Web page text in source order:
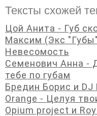
Тексты схожей
Цой Анита - Губ
Максим (Экс
Невесомость
Семенович Анна -
тебе по губам
Бредин Борис и DJ
Orange - Целуя
Opium project и